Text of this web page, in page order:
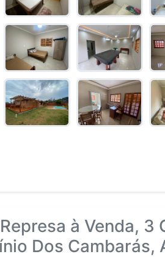
à Venda,
Dos Cambarás,